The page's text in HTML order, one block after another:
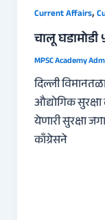
Current Affairs,
चालू
MPSC Academy
दिल्ली
औद्योगिक
येणारी सुरक्षा
काँग्रेसने